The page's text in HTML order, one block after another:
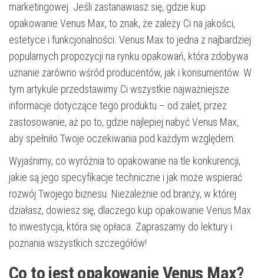
marketingowej. Jeśli zastanawiasz się, gdzie kup
opakowanie Venus Max, to znak, że zależy Ci na jakości,
estetyce i funkcjonalności. Venus Max to jedna z najbardziej
popularnych propozycji na rynku opakowań, która zdobywa
uznanie zarówno wśród producentów, jak i konsumentów. W
tym artykule przedstawimy Ci wszystkie najważniejsze
informacje dotyczące tego produktu – od zalet, przez
zastosowanie, aż po to, gdzie najlepiej nabyć Venus Max,
aby spełniło Twoje oczekiwania pod każdym względem.
Wyjaśnimy, co wyróżnia to opakowanie na tle konkurencji,
jakie są jego specyfikacje techniczne i jak może wspierać
rozwój Twojego biznesu. Niezależnie od branży, w której
działasz, dowiesz się, dlaczego kup opakowanie Venus Max
to inwestycja, która się opłaca. Zapraszamy do lektury i
poznania wszystkich szczegółów!
Co to jest opakowanie Venus Max?